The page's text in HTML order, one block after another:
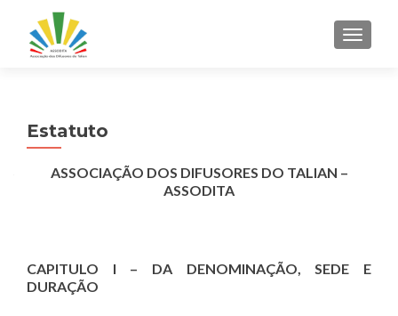
Estatuto
ASSOCIAÇÃO DOS DIFUSORES DO TALIAN –
ASSODITA
CAPITULO I – DA DENOMINAÇÃO, SEDE E
DURAÇÃO